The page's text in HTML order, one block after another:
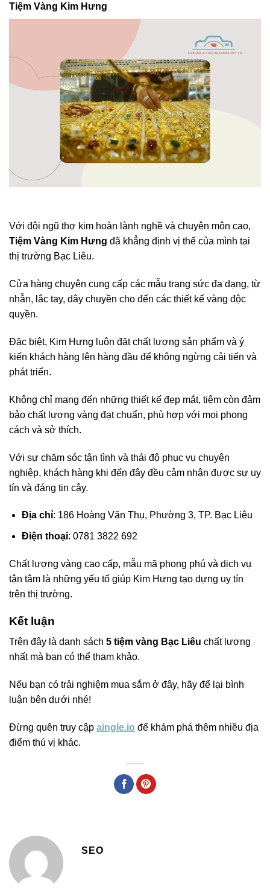
Tiệm Vàng Kim Hưng
Với đội ngũ thợ kim hoàn lành nghề và chuyên môn cao,
Tiệm Vàng Kim Hưng đã khẳng định vị thế của mình tại
thị trường Bạc Liêu.
Cửa hàng chuyên cung cấp các mẫu trang sức đa dạng, từ
nhẫn, lắc tay, dây chuyền cho đến các thiết kế vàng độc
quyền.
Đặc biệt, Kim Hưng luôn đặt chất lượng sản phẩm và ý
kiến khách hàng lên hàng đầu để không ngừng cải tiến và
phát triển.
Không chỉ mang đến những thiết kế đẹp mắt, tiệm còn đảm
bảo chất lượng vàng đạt chuẩn, phù hợp với mọi phong
cách và sở thích.
Với sự chăm sóc tận tình và thái độ phục vụ chuyên
nghiệp, khách hàng khi đến đây đều cảm nhận được sự uy
tín và đáng tin cậy.
Địa chỉ: 186 Hoàng Văn Thụ, Phường 3, TP. Bạc Liêu
Điện thoại: 0781 3822 692
Chất lượng vàng cao cấp, mẫu mã phong phú và dịch vụ
tận tâm là những yếu tố giúp Kim Hưng tạo dựng uy tín
trên thị trường.
Kết luận
Trên đây là danh sách 5 tiệm vàng Bạc Liêu chất lượng
nhất mà bạn có thể tham khảo.
Nếu bạn có trải nghiệm mua sắm ở đây, hãy để lại bình
luận bên dưới nhé!
Đừng quên truy cập aingle.io để khám phá thêm nhiều địa
điểm thú vị khác.
SEO